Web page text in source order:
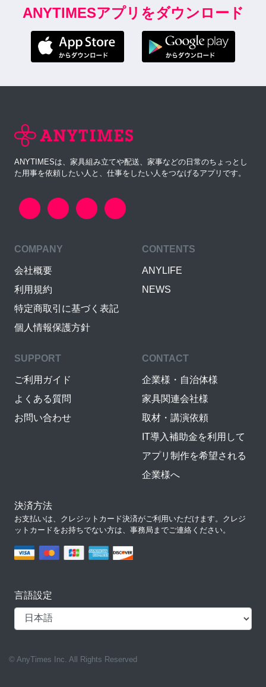
ANYTIMESアプリをダウンロード
ANYTIMESは、家具組み立てや配送、家事などの日常のちょっとし
た用事を依頼したい人と、仕事をしたい人をつなげるアプリです。
COMPANY
会社概要
利用規約
特定商取引に基づく表記
個人情報保護方針
CONTENTS
ANYLIFE
NEWS
SUPPORT
ご利用ガイド
よくある質問
お問い合わせ
CONTACT
企業様・自治体様
家具関連会社様
取材・講演依頼
IT導入補助金を利用して
アプリ制作を希望される
企業様へ
決済方法
お支払いは、クレジットカード決済がご利用いただけます。クレジ
ットカードをお持ちでない方は、事務局までご連絡ください。
言語設定
© AnyTimes Inc. All Rights Reserved